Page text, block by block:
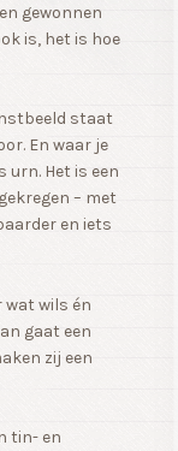
gewonnen
is, het is hoe
staat
En waar je
urn. Het is een
– met
en iets
wils én
gaat een
zij een
tin- en